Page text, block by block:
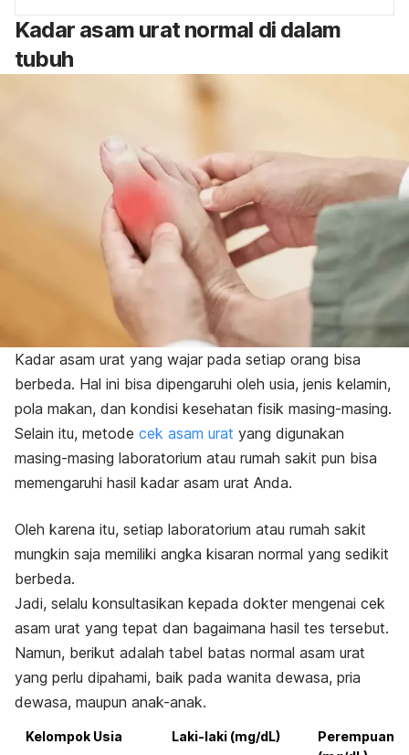
Kadar asam urat normal di dalam
tubuh
Kadar asam urat yang wajar pada setiap orang bisa
berbeda. Hal ini bisa dipengaruhi oleh usia, jenis kelamin,
pola makan, dan kondisi kesehatan fisik masing-masing.
Selain itu, metode cek asam urat yang digunakan
masing-masing laboratorium atau rumah sakit pun bisa
memengaruhi hasil kadar asam urat Anda.
Oleh karena itu, setiap laboratorium atau rumah sakit
mungkin saja memiliki angka kisaran normal yang sedikit
berbeda.
Jadi, selalu konsultasikan kepada dokter mengenai cek
asam urat yang tepat dan bagaimana hasil tes tersebut.
Namun, berikut adalah tabel batas normal asam urat
yang perlu dipahami, baik pada wanita dewasa, pria
dewasa, maupun anak-anak.
Kelompok Usia Laki-laki (mg/dL)
Perempuan